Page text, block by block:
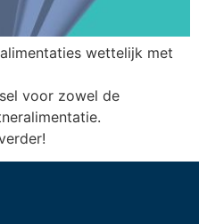
wettelijk met
voor zowel de